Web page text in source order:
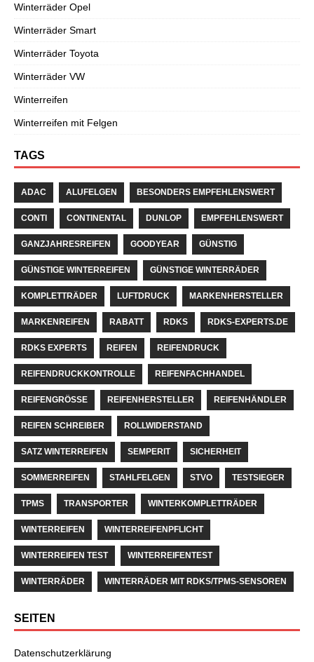
Winterräder Opel
Winterräder Smart
Winterräder Toyota
Winterräder VW
Winterreifen
Winterreifen mit Felgen
TAGS
ADAC ALUFELGEN BESONDERS EMPFEHLENSWERT
CONTI CONTINENTAL DUNLOP EMPFEHLENSWERT
GANZJAHRESREIFEN GOODYEAR GÜNSTIG
GÜNSTIGE WINTERREIFEN GÜNSTIGE WINTERRÄDER
KOMPLETTRÄDER LUFTDRUCK MARKENHERSTELLER
MARKENREIFEN RABATT RDKS RDKS-EXPERTS.DE
RDKS EXPERTS REIFEN REIFENDRUCK
REIFENDRUCKKONTROLLE REIFENFACHHANDEL
REIFENGRÖSSE REIFENHERSTELLER REIFENHÄNDLER
REIFEN SCHREIBER ROLLWIDERSTAND
SATZ WINTERREIFEN SEMPERIT SICHERHEIT
SOMMERREIFEN STAHLFELGEN STVO TESTSIEGER
TPMS TRANSPORTER WINTERKOMPLETTRÄDER
WINTERREIFEN WINTERREIFENPFLICHT
WINTERREIFEN TEST WINTERREIFENTEST
WINTERRÄDER WINTERRÄDER MIT RDKS/TPMS-SENSOREN
SEITEN
Datenschutzerklärung